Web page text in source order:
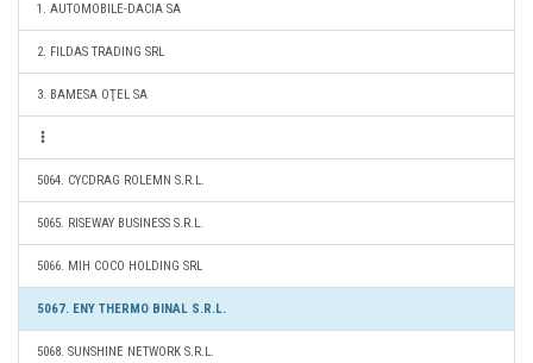
1. AUTOMOBILE-DACIA SA
2. FILDAS TRADING SRL
3. BAMESA OŢEL SA
5064. CYCDRAG ROLEMN S.R.L.
5065. RISEWAY BUSINESS S.R.L.
5066. MIH COCO HOLDING SRL
5067. ENY THERMO BINAL S.R.L.
5068. SUNSHINE NETWORK S.R.L.